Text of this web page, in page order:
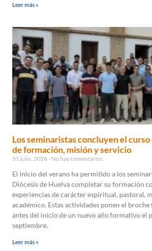
Leer más »
Los seminaristas concluyen el
de formación, misión y servicio
31 julio, 2026 No hay comentarios
El inicio del verano ha permitido a los
Diócesis de Huelva completar su formación
experiencias de carácter espiritual, pastoral,
académico. Estas actividades ponen el
antes del inicio de un nuevo año formativo el
septiembre.
Leer más »